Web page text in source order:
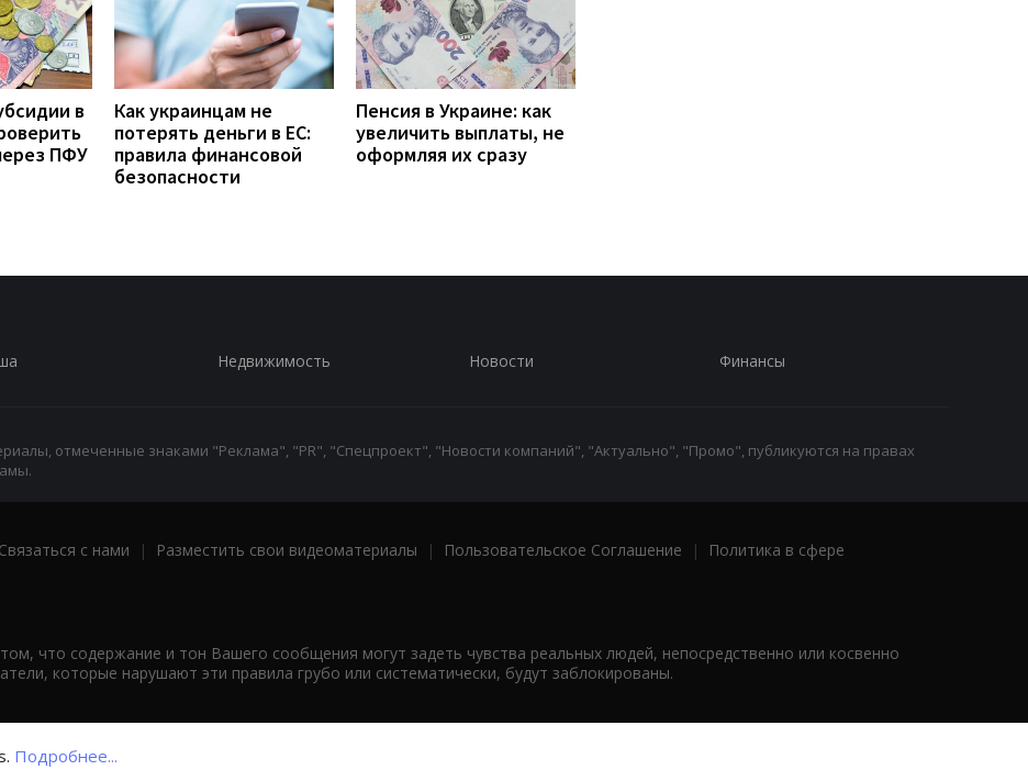
в
ПФУ
Как украинцам не
потерять деньги в ЕС:
правила финансовой
безопасности
Пенсия в Украине: как
увеличить выплаты, не
оформляя их сразу
Недвижимость Новости Финансы
отмеченные знаками "Реклама", "PR", "Спецпроект", "Новости компаний", "Актуально", "Промо", публикуются на правах
Связаться с нами | Разместить свои видеоматериалы | Пользовательское Соглашение |
Политика в сфере
что содержание и тон Вашего сообщения могут задеть чувства реальных людей, непосредственно или косвенно
которые нарушают эти правила грубо или систематически, будут заблокированы.
Подробнее...